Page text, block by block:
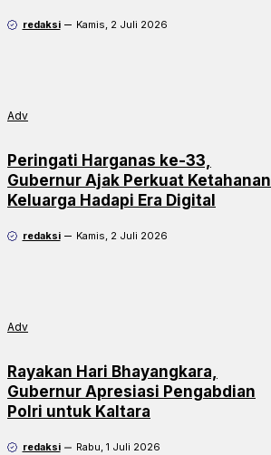
redaksi Kamis, 2 Juli 2026
Adv
Peringati Harganas ke-33,
Gubernur Ajak Perkuat Ketahanan
Keluarga Hadapi Era Digital
redaksi Kamis, 2 Juli 2026
Adv
Rayakan Hari Bhayangkara,
Gubernur Apresiasi Pengabdian
Polri untuk Kaltara
redaksi Rabu, 1 Juli 2026